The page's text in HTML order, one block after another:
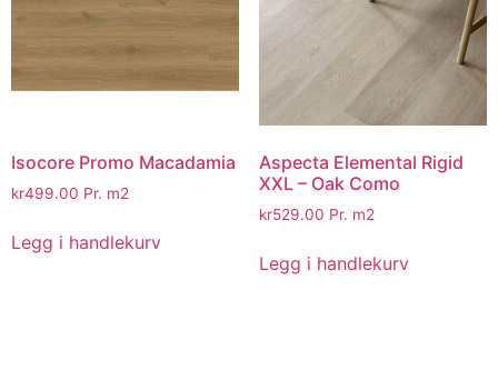
Isocore Promo Macadamia
kr499.00 Pr. m2
Legg i handlekurv
Aspecta Elemental Rigid
XXL – Oak Como
kr529.00 Pr. m2
Legg i handlekurv